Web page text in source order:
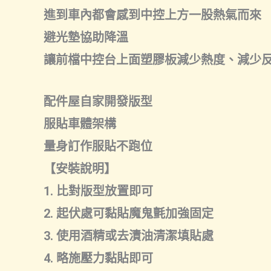
進到車內都會感到中控上方一股熱氣而來
避光墊協助降溫
讓前檔中控台上面塑膠板減少熱度、減少
配件屋自家開發版型
服貼車體架構
量身訂作服貼不跑位
【安裝說明】
1. 比對版型放置即可
2. 起伏處可黏貼魔鬼氈加強固定
3. 使用酒精或去漬油清潔填貼處
4. 略施壓力黏貼即可